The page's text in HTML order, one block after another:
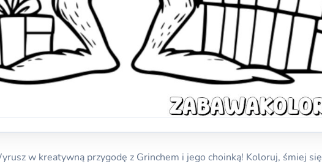
w kreatywną przygodę z Grinchem i jego choinką! Koloruj, śmiej się